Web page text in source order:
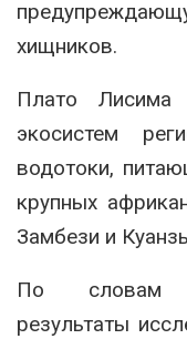
хищников.
Плато
экосистем
водотоки,
крупных
Замбези и
По словам
результаты